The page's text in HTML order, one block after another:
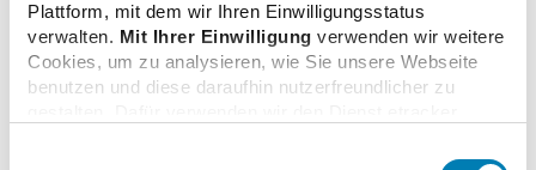
Plattform, mit dem wir Ihren Einwilligungsstatus
verwalten. Mit Ihrer Einwilligung verwenden wir weitere
Cookies, um zu analysieren, wie Sie unsere Webseite
benutzen und diese daraufhin nutzerfreundlicher zu
Adresse und Ihr Surfverhalten verarbeitet. Mit einem